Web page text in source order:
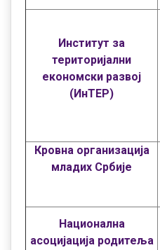
Институт за
територијални
економски развој
(ИнТЕР)
Кровна организација
младих Србије
Национална
асоцијација родитеља